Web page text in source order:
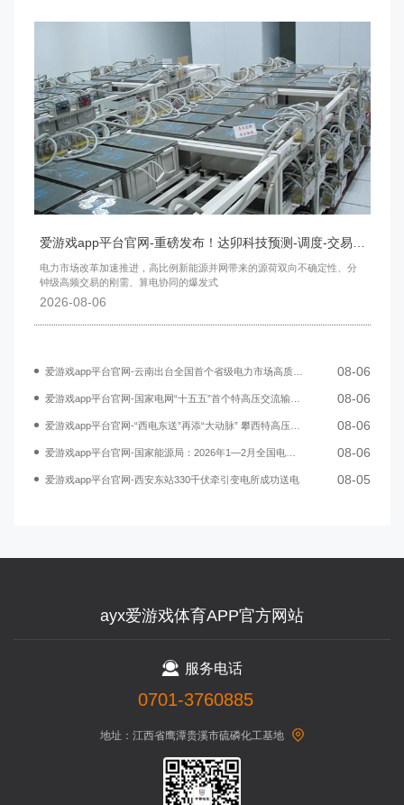
电力市场改革加速推进，高比例新能源并网带来的源荷双向不确定性、分
钟级高频交易的刚需、算电协同的爆发式
2026-08-06
爱游戏app平台官网-云南出台全国首个省级电力市场高质量发展行动计划 08-06
爱游戏app平台官网-国家电网“十五五”首个特高压交流输变电工程开工 08-06
爱游戏app平台官网-“西电东送”再添“大动脉” 攀西特高压交流工程开工 08-06
爱游戏app平台官网-国家能源局：2026年1—2月全国电力市场交易电量同比增长25.5% 08-06
爱游戏app平台官网-西安东站330千伏牵引变电所成功送电 08-05
ayx爱游戏体育APP官方网站
服务电话
0701-3760885
地址：江西省鹰潭贵溪市硫磷化工基地